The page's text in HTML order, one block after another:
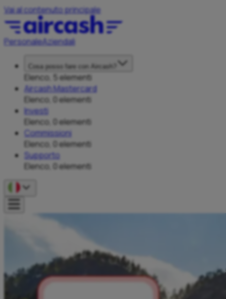
Vai al contenuto principale
PersonaleAziendali
Cosa posso fare con Aircash?
Elenco, 5 elementi
Aircash Mastercard
Elenco, 0 elementi
Investi
Elenco, 0 elementi
Commissioni
Elenco, 0 elementi
Supporto
Elenco, 0 elementi